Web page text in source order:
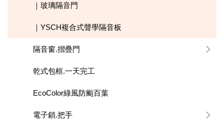
｜玻璃隔音門
｜YSCH複合式聲學隔音板
隔音窗.摺疊門
乾式包框.一天完工
EcoColor綠風防颱百葉
電子鎖.把手